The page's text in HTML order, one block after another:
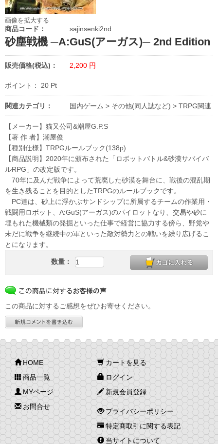
画像を拡大する
商品コード： sajinsenki2nd
砂塵戦機 ─A:GuS(アーガス)─ 2nd Edition
販売価格(税込)： 2,200 円
ポイント： 20 Pt
関連カテゴリ： 国内ゲーム > その他(同人誌など) > TRPG関連
【メーカー】猫又公司&潮屋G.P.S
【著 作 者】潮屋俊
【種別仕様】TRPGルールブック(138p)
【商品説明】2020年に頒布された「ロボットバトル&砂漠サバイバ
ルRPG」の改定版です。
70年に及んだ戦争によって荒廃した砂漠を舞台に、戦後の混乱期
を生き残ることを目的としたTRPGのルールブックです。
PC達は、砂上に浮かぶサンドシップに所属するチームの作業用・
戦闘用ロボット、A:GuS(アーガス)のパイロットなり、交易や砂に
埋もれた機械類の発掘といった仕事で経営に協力する傍ら、野党や
未だに戦争を継続中の軍といった敵対勢力との戦いを繰り広げるこ
とになります。
数量：
この商品に対するご感想をぜひお寄せください。
HOME
商品一覧
MYページ
お問合せ
カートを見る
ログイン
新規会員登録
プライバシーポリシー
特定商取引に関する表記
当サイトについて